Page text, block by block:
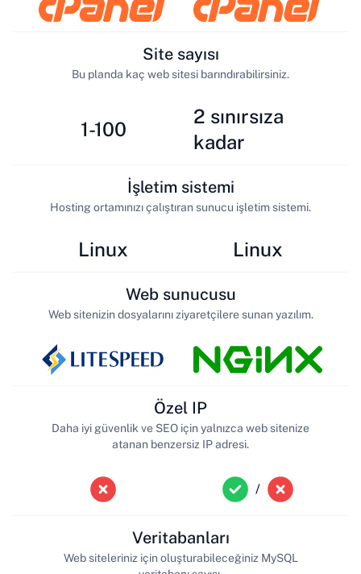
1-100
Site sayısı
Bu planda kaç web sitesi barındırabilirsiniz.
2 sınırsıza
kadar
Linux
İşletim sistemi
Hosting ortamınızı çalıştıran sunucu işletim sistemi.
Linux
Web sunucusu
Web sitenizin dosyalarını ziyaretçilere sunan yazılım.
Özel IP
Daha iyi güvenlik ve SEO için yalnızca web sitenize
atanan benzersiz IP adresi.
/
Veritabanları
Web siteleriniz için oluşturabileceğiniz MySQL